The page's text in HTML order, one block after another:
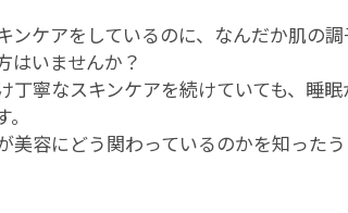
ンケアをしているのに、なんだか肌
はいませんか？
丁寧なスキンケアを続けていても、睡
美容にどう関わっているのかを知った